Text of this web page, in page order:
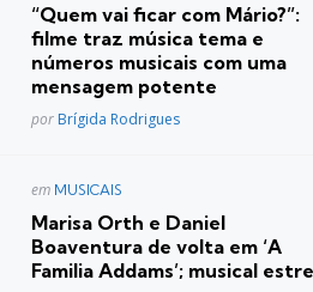
“Quem vai ficar com Mário?”:
filme traz música tema e
números musicais com uma
mensagem potente
Posted
por Brígida Rodrigues
Postado
em MUSICAIS
Marisa Orth e Daniel
Boaventura de volta em ‘A
Familia Addams’; musical